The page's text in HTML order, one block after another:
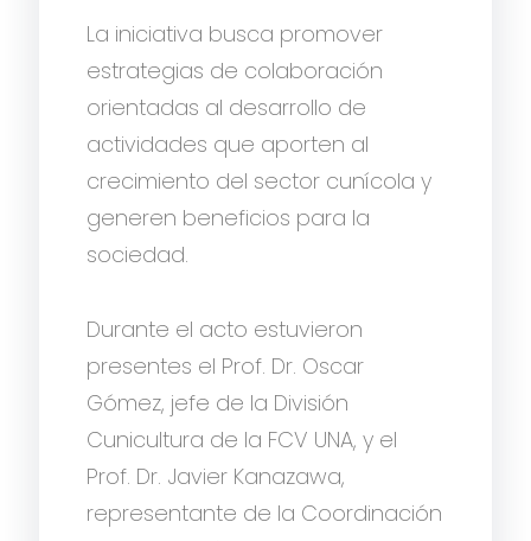
La iniciativa busca promover
estrategias de colaboración
orientadas al desarrollo de
actividades que aporten al
crecimiento del sector cunícola y
generen beneficios para la
sociedad.
Durante el acto estuvieron
presentes el Prof. Dr. Oscar
Gómez, jefe de la División
Cunicultura de la FCV UNA, y el
Prof. Dr. Javier Kanazawa,
representante de la Coordinación